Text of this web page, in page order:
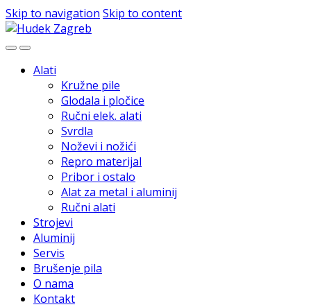
Skip to navigation Skip to content
Alati
Kružne pile
Glodala i pločice
Ručni elek. alati
Svrdla
Noževi i nožići
Repro materijal
Pribor i ostalo
Alat za metal i aluminij
Ručni alati
Strojevi
Aluminij
Servis
Brušenje pila
O nama
Kontakt